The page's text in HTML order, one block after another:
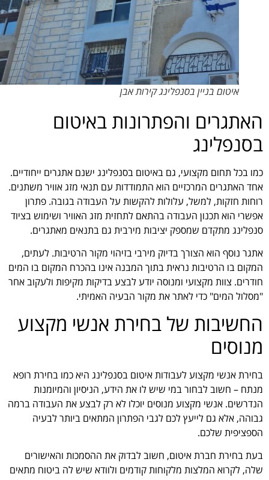
איטום בניין בסנפלינג קירות אבן
האתגרים והפתרונות באיטום
בסנפלינג
כמו בכל תחום מקצועי, גם באיטום בסנפלינג ישנם אתגרים ייחודיים.
אחד האתגרים המרכזיים הוא התמודדות עם תנאי מזג אוויר משתנים.
רוחות חזקות, למשל, עלולות להקשות על העבודה בגובה. פתרון
אפשרי הוא תכנון העבודה בהתאם לתחזית מזג האוויר ושימוש בציוד
סנפלינג מתקדם שמספק יציבות מירבית גם בתנאים מאתגרים.
אתגר נוסף הוא הצורך בדיוק מירבי בזיהוי מקור הרטיבות. לעתים,
המקום בו הרטיבות נראית בתוך המבנה אינו בהכרח המקום בו המים
חודרים. צוות מקצועי ומנוסה יודע לבצע בדיקות מקיפות ולעקוב אחר
"מסלול המים" כדי לאתר את מקור הבעיה האמיתי.
החשיבות של בחירת אנשי מקצוע
מנוסים
בחירת אנשי מקצוע לעבודות איטום בסנפלינג היא כמו בחירת רופא
מנתח – חשוב לבחור במי שיש לו את הידע, הניסיון והמיומנות
הנדרשים. אנשי מקצוע מנוסים יוכלו לא רק לבצע את העבודה ברמה
גבוהה, אלא גם לייעץ לכם לגבי הפתרון המתאים ביותר לבעיה
הספציפית שלכם.
בעת בחירת חברת איטום, חשוב לבדוק את ההסמכות והאישורים
שלה, לקרוא המלצות מלקוחות קודמים ולוודא שיש לה ביטוח מתאים